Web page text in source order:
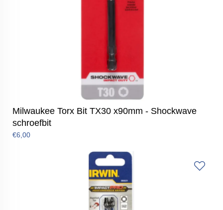
Milwaukee Torx Bit TX30 x90mm - Shockwave
schroefbit
€6,00